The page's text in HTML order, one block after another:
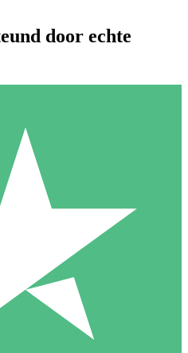
Geen maandelijkse
1000
door echte